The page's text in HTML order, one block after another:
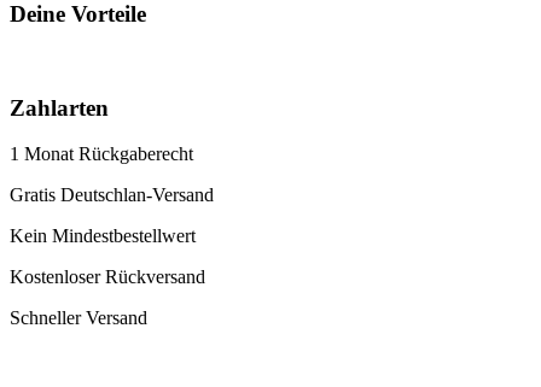
Deine Vorteile
Zahlarten
1 Monat Rückgaberecht
Gratis Deutschlan-Versand
Kein Mindestbestellwert
Kostenloser Rückversand
Schneller Versand